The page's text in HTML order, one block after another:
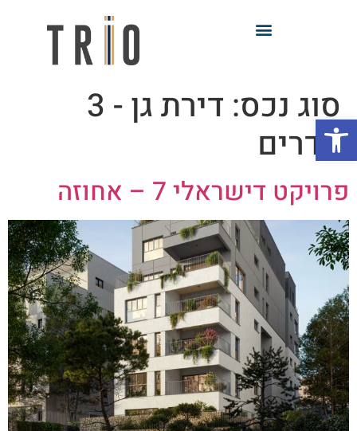
פתח סרגל נגישות
סוג נכס:
דירת גן - 3
חדרים
פרויקט דישראלי 7 – אחוזה